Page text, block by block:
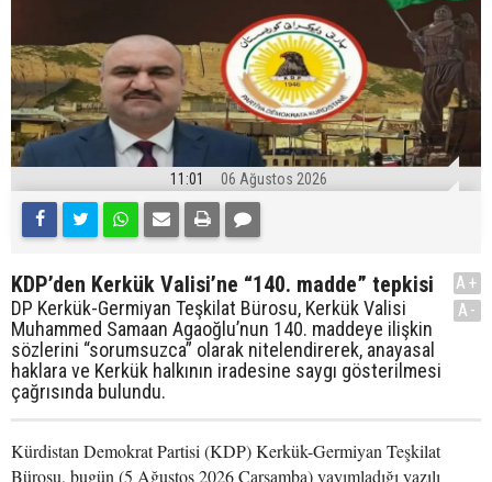
11:01 06 Ağustos 2026
KDP’den Kerkük Valisi’ne “140. madde” tepkisi
DP Kerkük-Germiyan Teşkilat Bürosu, Kerkük Valisi
Muhammed Samaan Agaoğlu’nun 140. maddeye ilişkin
sözlerini “sorumsuzca” olarak nitelendirerek, anayasal
haklara ve Kerkük halkının iradesine saygı gösterilmesi
çağrısında bulundu.
A+
A-
Kürdistan Demokrat Partisi (KDP) Kerkük-Germiyan Teşkilat
Bürosu, bugün (5 Ağustos 2026 Çarşamba) yayımladığı yazılı